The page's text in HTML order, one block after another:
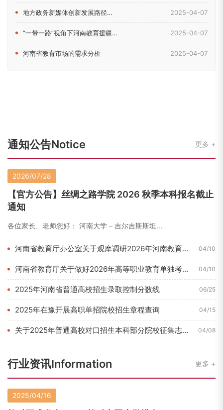
地方政务新媒体创新发展路径研究——以河南省教育厅新媒体为例 2025-04-07
“一带一路”视角下河南教育援疆问题研究 2025-04-07
河南省教育市场的需求分析 2025-04-07
通知公告Notice 更多
2026/07/28
【官方公告】丝绸之路学院 2026 秋季本科报名截止
通知
各位家长、老师您好： 河南大学 – 吉尔吉斯斯坦...
河南省教育厅办公室关于观摩调研2026年河南教育博览会的通知... 04/10
河南省教育厅关于做好2026年高等职业教育单独考试招生和技能... 04/10
2025年河南省普通高校招生录取控制分数线 06/25
2025年在豫开展高职单招院校招生章程查询 04/15
关于2025年普通高校对口招生本科部分院校征集志愿的通知 04/08
行业资讯Information 更多
2025/04/16